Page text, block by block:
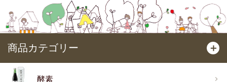
商品カテゴリー ＋
酵素